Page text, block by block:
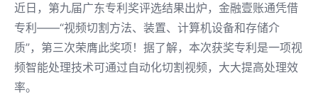
近日，第九届广东专利奖评选结果出炉，金融壹账通凭借
专利——“视频切割方法、装置、计算机设备和存储介
质”，第三次荣膺此奖项！据了解，本次获奖专利是一项视
频智能处理技术可通过自动化切割视频，大大提高处理效
率。